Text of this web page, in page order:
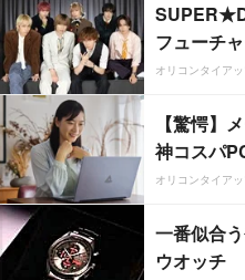
フューチ
オリコンタイア
【驚愕】
神コスパ
オリコンタイア
一番似合
ウオッチ